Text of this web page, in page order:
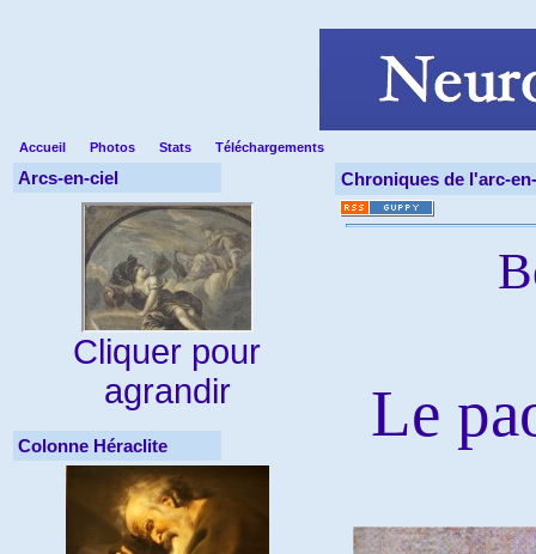
Accueil Photos Stats Téléchargements
Arcs-en-ciel
Cliquer pour
agrandir
Colonne Héraclite
Chroniques de l'arc-
Le